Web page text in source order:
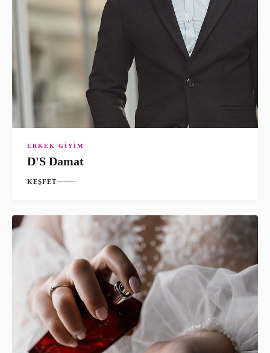
ERKEK GIYIM
D'S Damat
KEŞFET